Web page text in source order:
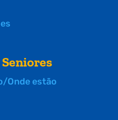
Onde estão